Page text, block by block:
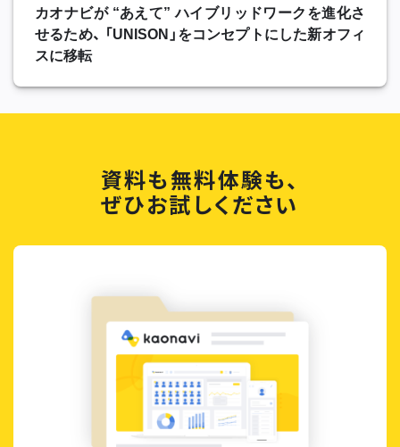
カオナビが “あえて” ハイブリッドワークを進化さ
せるため、 「UNISON」をコンセプトにした新オフィ
スに移転
資料も無料体験も、
ぜひお試しください